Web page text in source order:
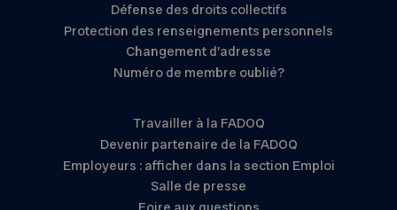
Défense des droits collectifs
Protection des renseignements personnels
Changement d’adresse
Numéro de membre oublié?
Travailler à la FADOQ
Devenir partenaire de la FADOQ
Employeurs : afficher dans la section Emploi
Salle de presse